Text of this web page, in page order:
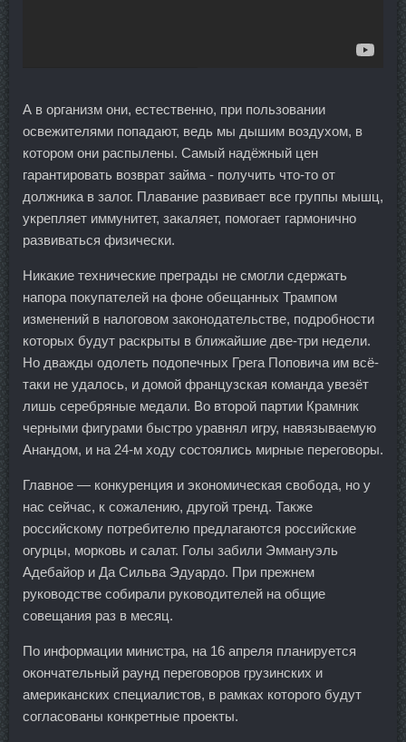
А в организм они, естественно, при пользовании
освежителями попадают, ведь мы дышим воздухом, в
котором они распылены. Самый надёжный цен
гарантировать возврат займа - получить что-то от
должника в залог. Плавание развивает все группы мышц,
укрепляет иммунитет, закаляет, помогает гармонично
развиваться физически.
Никакие технические преграды не смогли сдержать
напора покупателей на фоне обещанных Трампом
изменений в налоговом законодательстве, подробности
которых будут раскрыты в ближайшие две-три недели.
Но дважды одолеть подопечных Грега Поповича им всё-
таки не удалось, и домой французская команда увезёт
лишь серебряные медали. Во второй партии Крамник
черными фигурами быстро уравнял игру, навязываемую
Анандом, и на 24-м ходу состоялись мирные переговоры.
Главное — конкуренция и экономическая свобода, но у
нас сейчас, к сожалению, другой тренд. Также
российскому потребителю предлагаются российские
огурцы, морковь и салат. Голы забили Эммануэль
Адебайор и Да Сильва Эдуардо. При прежнем
руководстве собирали руководителей на общие
совещания раз в месяц.
По информации министра, на 16 апреля планируется
окончательный раунд переговоров грузинских и
американских специалистов, в рамках которого будут
согласованы конкретные проекты.